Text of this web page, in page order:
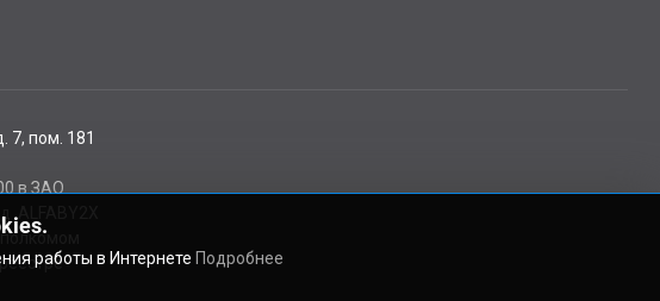
7, пом. 181
в ЗАО
ALFABY2X
работы в Интернете Подробнее